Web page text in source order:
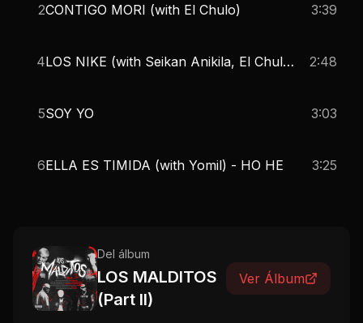
2CONTIGO MORI (with El Chulo) 3:39
4 LOS NIKE (with Seikan Anikila, El Chulo) - REMIX 2:48
5SOY YO 3:03
6ELLA ES TIMIDA (with Yomil) - HO HE 3:25
Del álbum
LOS MALDITOS
(Part II)
Ver Álbum